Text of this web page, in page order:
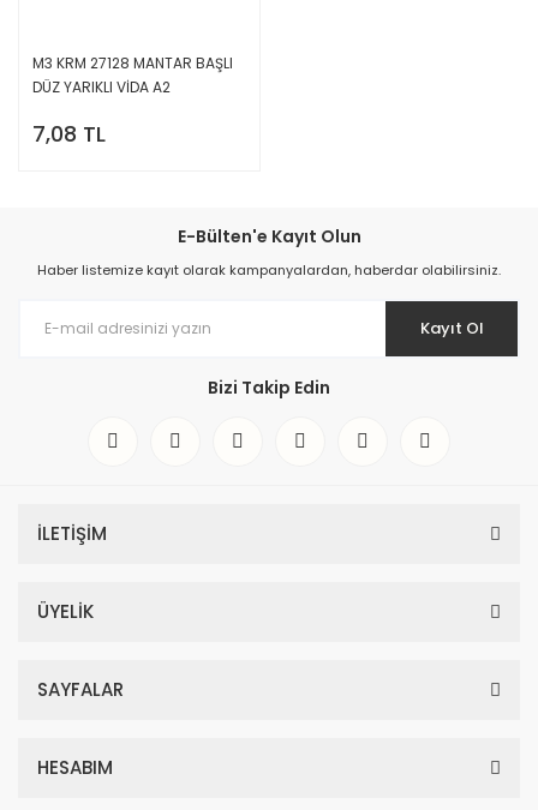
M3 KRM 27128 MANTAR BAŞLI
DÜZ YARIKLI VİDA A2
7,08 TL
E-Bülten'e Kayıt Olun
Haber listemize kayıt olarak kampanyalardan, haberdar olabilirsiniz.
Kayıt Ol
Bizi Takip Edin
İLETİŞİM
ÜYELİK
SAYFALAR
HESABIM